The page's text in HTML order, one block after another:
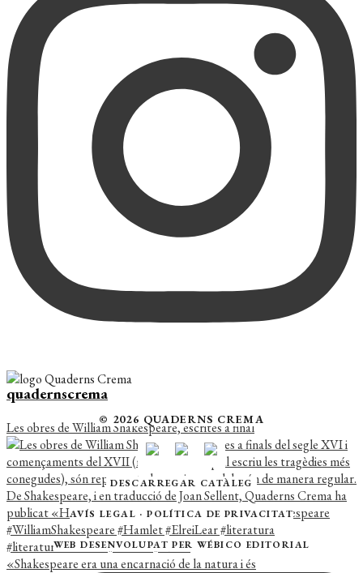
quadernscrema
Les obres de William Shakespeare, escrites a final
«Shakespeare era una encarnació de la natura i és
© 2026 QUADERNS CREMA
DESCARREGAR CATÀLEG
AVÍS LEGAL ·POLÍTICA DE PRIVACITAT
WEB DESENVOLUPAT PER WÉBICO EDITORIAL